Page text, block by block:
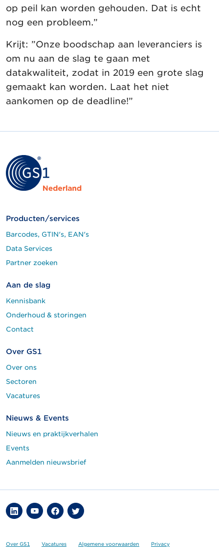
op peil kan worden gehouden. Dat is echt
nog een probleem.”
Krijt: ”Onze boodschap aan leveranciers is
om nu aan de slag te gaan met
datakwaliteit, zodat in 2019 een grote slag
gemaakt kan worden. Laat het niet
aankomen op de deadline!”
Producten/services
Barcodes, GTIN's, EAN's
Data Services
Partner zoeken
Aan de slag
Kennisbank
Onderhoud & storingen
Contact
Over GS1
Over ons
Sectoren
Vacatures
Nieuws & Events
Nieuws en praktijkverhalen
Events
Aanmelden nieuwsbrief
Over GS1 Vacatures Algemene voorwaarden Privacy